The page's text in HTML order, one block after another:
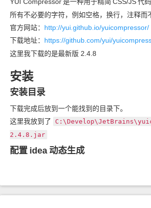
YUI Compressor是一种用于精简 CSS/JS代
所有不必要的字符，例如空格，换行，注释而
官方网站： http://yui.github.io/yuicompressor/
下载地址： https://github.com/yui/
这里我下载的是最新版 2.4.8
安装
安装目录
下载完成后放到一个能找到的目录下。
这里我放到了
2.4.8.jar
配置 idea 动态生成